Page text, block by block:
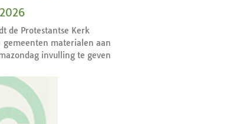
de Protestantse Kerk
gemeenten materialen aan
invulling te geven